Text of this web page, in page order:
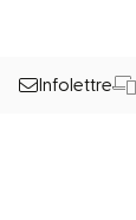
Infolettre